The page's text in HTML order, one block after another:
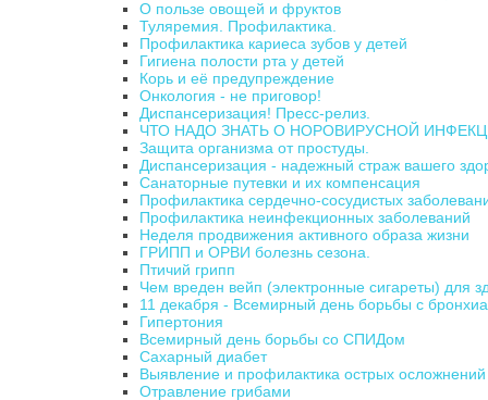
О пользе овощей и фруктов
Туляремия. Профилактика.
Профилактика кариеса зубов у детей
Гигиена полости рта у детей
Корь и её предупреждение
Онкология - не приговор!
Диспансеризация! Пресс-релиз.
ЧТО НАДО ЗНАТЬ О НОРОВИРУСНОЙ
Защита организма от простуды.
Диспансеризация - надежный страж вашего
Санаторные путевки и их компенсация
Профилактика сердечно-сосудистых
Профилактика неинфекционных заболеваний
Неделя продвижения активного образа жизни
ГРИПП и ОРВИ болезнь сезона.
Птичий грипп
Чем вреден вейп (электронные сигареты) для
11 декабря - Всемирный день борьбы с
Гипертония
Всемирный день борьбы со СПИДом
Сахарный диабет
Выявление и профилактика острых осложнений
Отравление грибами